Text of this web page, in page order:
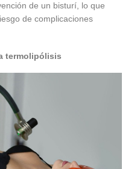
de un bisturí, lo que
de complicaciones
termolipólisis